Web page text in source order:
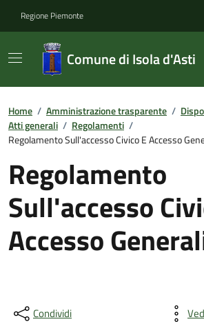
Regione Piemonte
Comune di Isola d'Asti
Home / Amministrazione trasparente /
Atti generali / Regolamenti /
Regolamento Sull'accesso Civico E Accesso
Regolamento
Sull'accesso
Accesso
Condividi